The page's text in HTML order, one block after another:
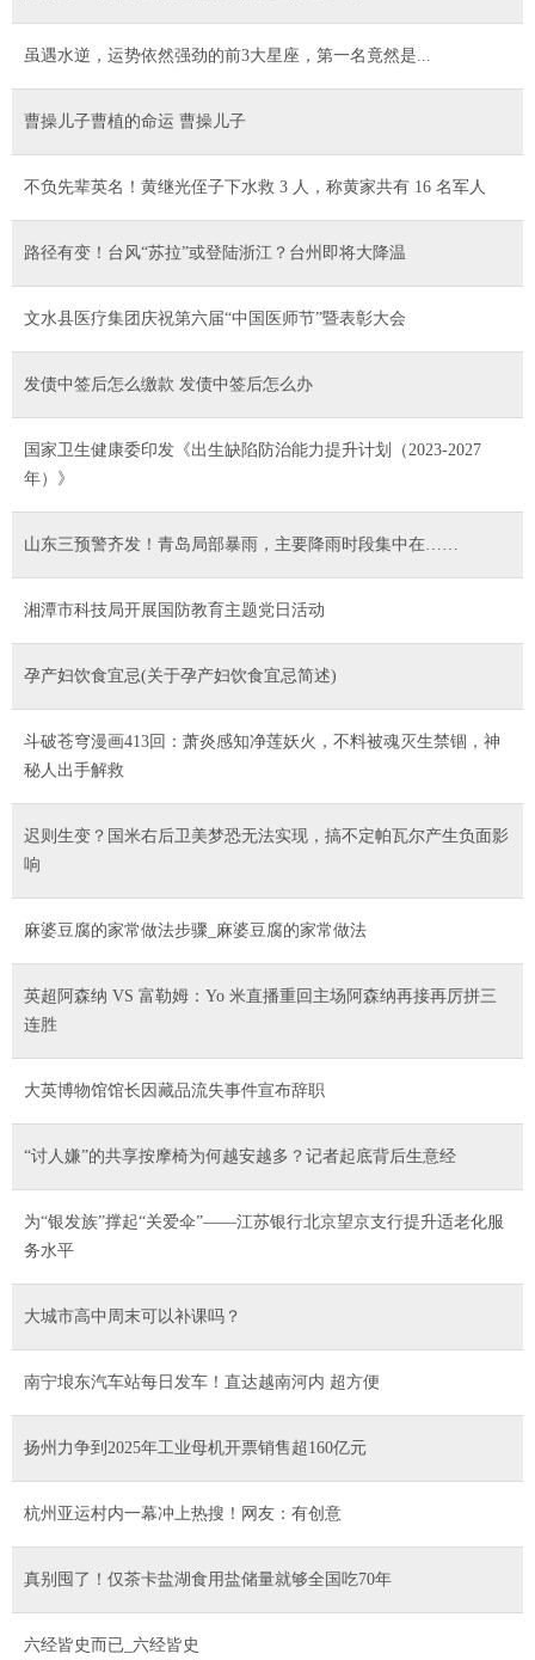
虽遇水逆，运势依然强劲的前3大星座，第一名竟然是...
曹操儿子曹植的命运 曹操儿子
不负先辈英名！黄继光侄子下水救 3 人，称黄家共有 16 名军人
路径有变！台风“苏拉”或登陆浙江？台州即将大降温
文水县医疗集团庆祝第六届“中国医师节”暨表彰大会
发债中签后怎么缴款 发债中签后怎么办
国家卫生健康委印发《出生缺陷防治能力提升计划（2023-2027
年）》
山东三预警齐发！青岛局部暴雨，主要降雨时段集中在……
湘潭市科技局开展国防教育主题党日活动
孕产妇饮食宜忌(关于孕产妇饮食宜忌简述)
斗破苍穹漫画413回：萧炎感知净莲妖火，不料被魂灭生禁锢，神
秘人出手解救
迟则生变？国米右后卫美梦恐无法实现，搞不定帕瓦尔产生负面影
响
麻婆豆腐的家常做法步骤_麻婆豆腐的家常做法
英超阿森纳 VS 富勒姆：Yo 米直播重回主场阿森纳再接再厉拼三
连胜
大英博物馆馆长因藏品流失事件宣布辞职
“讨人嫌”的共享按摩椅为何越安越多？记者起底背后生意经
为“银发族”撑起“关爱伞”——江苏银行北京望京支行提升适老化服
务水平
大城市高中周末可以补课吗？
南宁埌东汽车站每日发车！直达越南河内 超方便
扬州力争到2025年工业母机开票销售超160亿元
杭州亚运村内一幕冲上热搜！网友：有创意
真别囤了！仅茶卡盐湖食用盐储量就够全国吃70年
六经皆史而已_六经皆史